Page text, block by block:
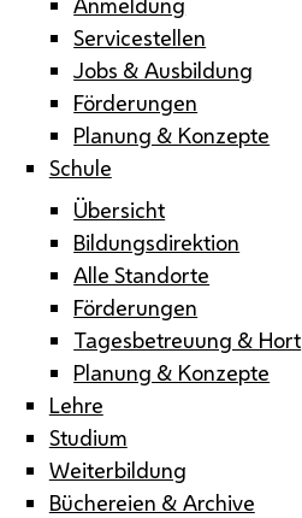
Servicestellen
Jobs & Ausbildung
Förderungen
Planung & Konzepte
Schule
Übersicht
Bildungsdirektion
Alle Standorte
Förderungen
Tagesbetreuung & Hort
Planung & Konzepte
Lehre
Studium
Weiterbildung
Büchereien & Archive